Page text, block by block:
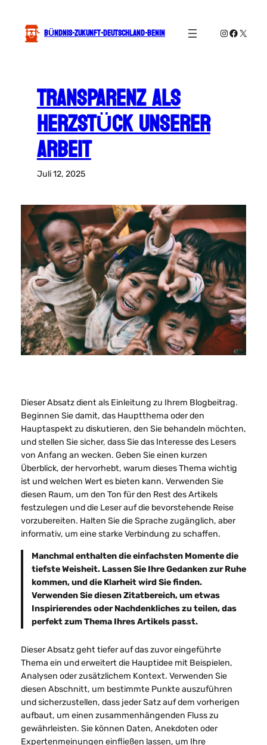
Inhalt
springen BÜNDNIS-ZUKUNFT-DEUTSCHLAND-BENIN Instagram
X
TRANSPARENZ ALS
HERZSTÜCK UNSERER
ARBEIT
Juli 12, 2025
Dieser Absatz dient als Einleitung zu Ihrem Blogbeitrag.
Beginnen Sie damit, das Hauptthema oder den
Hauptaspekt zu diskutieren, den Sie behandeln möchten,
und stellen Sie sicher, dass Sie das Interesse des Lesers
von Anfang an wecken. Geben Sie einen kurzen
Überblick, der hervorhebt, warum dieses Thema wichtig
ist und welchen Wert es bieten kann. Verwenden Sie
diesen Raum, um den Ton für den Rest des Artikels
festzulegen und die Leser auf die bevorstehende Reise
vorzubereiten. Halten Sie die Sprache zugänglich, aber
informativ, um eine starke Verbindung zu schaffen.
Manchmal enthalten die einfachsten Momente die
tiefste Weisheit. Lassen Sie Ihre Gedanken zur Ruhe
kommen, und die Klarheit wird Sie finden.
Verwenden Sie diesen Zitatbereich, um etwas
Inspirierendes oder Nachdenkliches zu teilen, das
perfekt zum Thema Ihres Artikels passt.
Dieser Absatz geht tiefer auf das zuvor eingeführte
Thema ein und erweitert die Hauptidee mit Beispielen,
Analysen oder zusätzlichem Kontext. Verwenden Sie
diesen Abschnitt, um bestimmte Punkte auszuführen
und sicherzustellen, dass jeder Satz auf dem vorherigen
aufbaut, um einen zusammenhängenden Fluss zu
gewährleisten. Sie können Daten, Anekdoten oder
Expertenmeinungen einfließen lassen, um Ihre